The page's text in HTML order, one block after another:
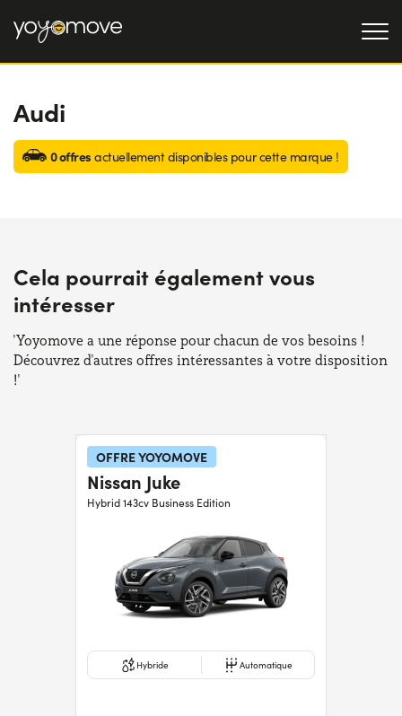
OFFRE LLD
Particulier
Professionnel
LLD OCCASION
NOS AVANTAGES
CHOISISSEZ UN PAYS
Audi
0 offres actuellement disponibles pour cette marque !
Cela pourrait également vous
intéresser
'Yoyomove a une réponse pour chacun de vos besoins !
Découvrez d'autres offres intéressantes à votre disposition
!'
OFFRE YOYOMOVE
Nissan Juke
Hybrid 143cv Business Edition
Hybride Automatique